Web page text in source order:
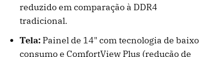
reduzido em comparação à DDR4
tradicional.
Tela: Painel de 14" com tecnologia de baixo
consumo e ComfortView Plus (redução de